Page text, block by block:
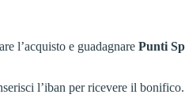
l’acquisto e guadagnare Punti
l’iban per ricevere il